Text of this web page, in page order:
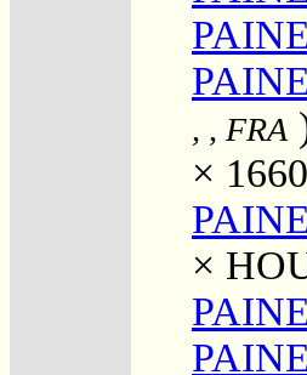
, , FRA
× 1660
×